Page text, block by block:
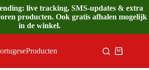
live tracking, SMS-updates & extra
producten. Ook gratis afhalen mogelijk
in de winkel.